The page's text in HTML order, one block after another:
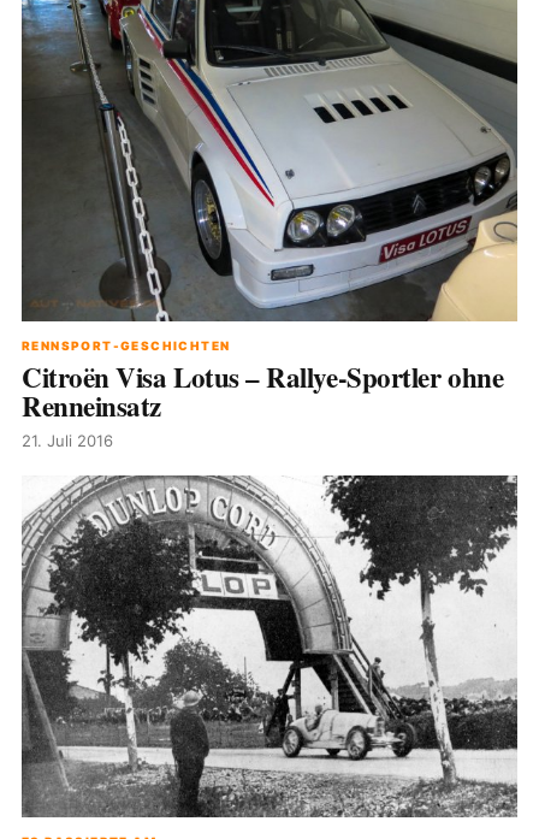
RENNSPORT-GESCHICHTEN
Citroën Visa Lotus – Rallye-Sportler ohne
Renneinsatz
21. Juli 2016